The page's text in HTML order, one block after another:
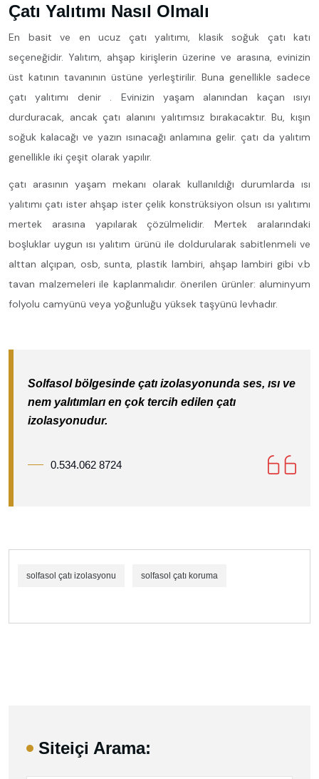
Çatı Yalıtımı Nasıl Olmalı
En basit ve en ucuz çatı yalıtımı, klasik soğuk çatı katı
seçeneğidir. Yalıtım, ahşap kirişlerin üzerine ve arasına, evinizin
üst katının tavanının üstüne yerleştirilir. Buna genellikle sadece
çatı yalıtımı denir . Evinizin yaşam alanından kaçan ısıyı
durduracak, ancak çatı alanını yalıtımsız bırakacaktır. Bu, kışın
soğuk kalacağı ve yazın ısınacağı anlamına gelir. çatı da yalıtım
genellikle iki çeşit olarak yapılır.
çatı arasının yaşam mekanı olarak kullanıldığı durumlarda ısı
yalıtımı çatı ister ahşap ister çelik konstrüksiyon olsun ısı yalıtımı
mertek arasına yapılarak çözülmelidir. Mertek aralarındaki
boşluklar uygun ısı yalıtım ürünü ile doldurularak sabitlenmeli ve
alttan alçıpan, osb, sunta, plastik lambiri, ahşap lambiri gibi v.b
tavan malzemeleri ile kaplanmalıdır. önerilen ürünler: aluminyum
folyolu camyünü veya yoğunluğu yüksek taşyünü levhadır.
Solfasol bölgesinde çatı izolasyonunda ses, ısı ve
nem yalıtımları en çok tercih edilen çatı
izolasyonudur.
0.534.062 8724
solfasol çatı izolasyonu solfasol çatı koruma
Siteiçi Arama: